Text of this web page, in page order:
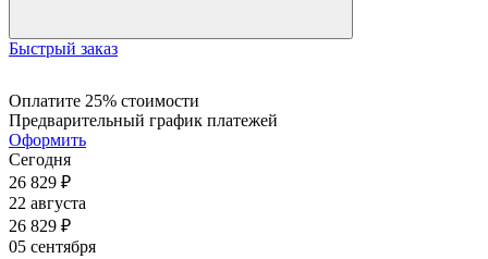
Быстрый заказ
Оплатите 25% стоимости
Предварительный график платежей
Оформить
Сегодня
26 829 ₽
22 августа
26 829 ₽
05 сентября